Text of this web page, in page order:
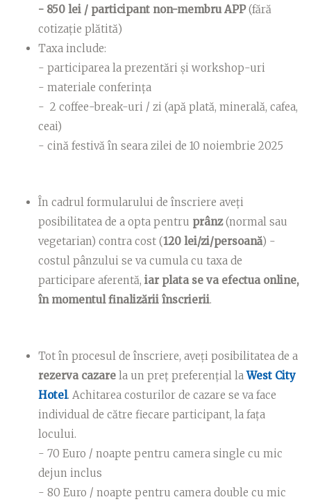
- 850 lei / participant non-membru APP(fără
cotizație plătită)
Taxa include:
- participarea la prezentări și workshop-uri
- materiale conferința
- 2 coffee-break-uri / zi (apă plată, minerală, cafea,
ceai)
- cină festivă în seara zilei de 10 noiembrie 2025
În cadrul formularului de înscriere aveți
posibilitatea de a opta pentru prânz(normal sau
vegetarian) contra cost (120 lei/zi/persoană) -
costul pânzului se va cumula cu taxa de
participare aferentă, iar plata se va efectua online,
în momentul finalizării înscrierii.
Tot în procesul de înscriere, aveți posibilitatea de a
rezerva cazare la un preț preferențial laWest City
Hotel. Achitarea costurilor de cazare se va face
individual de către fiecare participant, la fața
locului.
- 70 Euro / noapte pentru camera single cu mic
dejun inclus
- 80 Euro / noapte pentru camera double cu mic